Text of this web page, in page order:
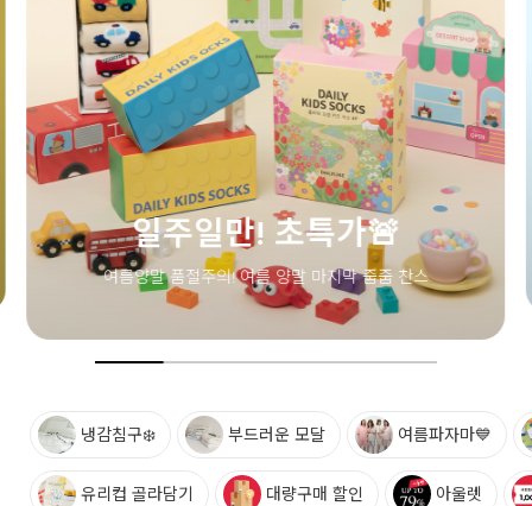
일주일만! 초특가🚨
여름양말 품절주의! 여름 양말 마지막 줍줍 찬스
냉감침구❄️ 부드러운 모달 여름파자마💙
유리컵 골라담기 대량구매 할인 아울렛